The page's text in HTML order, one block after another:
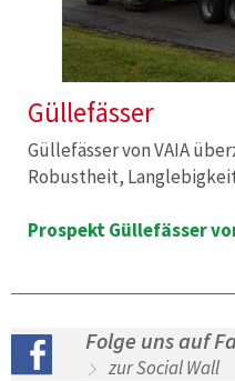
Güllefässer
Güllefässer von VAIA
Robustheit,
Prospekt Güllefässer
Folge uns auf
zur Social Wall